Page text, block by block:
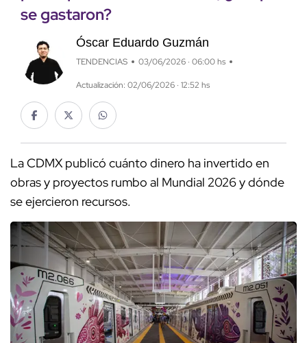
se gastaron?
Óscar Eduardo Guzmán
TENDENCIAS 03/06/2026 · 06:00 hs
Actualización: 02/06/2026 · 12:52 hs
La CDMX publicó cuánto dinero ha invertido en
obras y proyectos rumbo al Mundial 2026 y dónde
se ejercieron recursos.